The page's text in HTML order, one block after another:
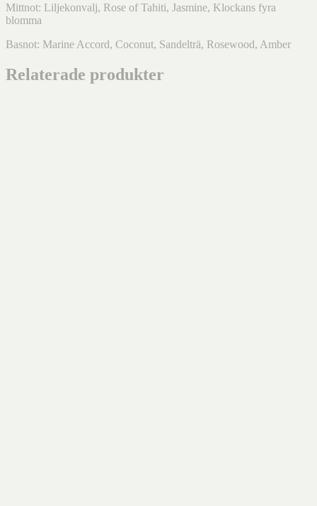
Mittnot: Liljekonvalj, Rose of Tahiti, Jasmine, Klockans fyra
blomma
Basnot: Marine Accord, Coconut, Sandelträ, Rosewood, Amber
Relaterade produkter